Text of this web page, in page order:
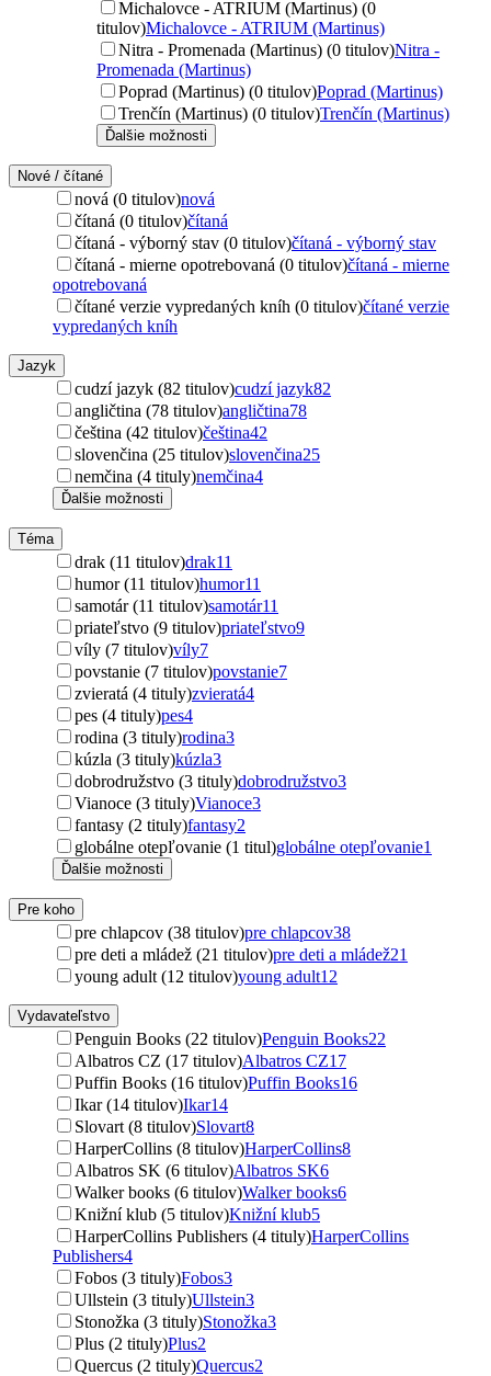
Michalovce - ATRIUM (Martinus) (0
titulov)Michalovce - ATRIUM (Martinus)
Nitra - Promenada (Martinus) (0 titulov)Nitra -
Promenada (Martinus)
Poprad (Martinus) (0 titulov)Poprad (Martinus)
Trenčín (Martinus) (0 titulov)Trenčín (Martinus)
Ďalšie možnosti
Nové / čítané
nová (0 titulov)nová
čítaná (0 titulov)čítaná
čítaná - výborný stav (0 titulov)čítaná - výborný stav
čítaná - mierne opotrebovaná (0 titulov)čítaná - mierne
opotrebovaná
čítané verzie vypredaných kníh (0 titulov)čítané verzie
vypredaných kníh
Jazyk
cudzí jazyk (82 titulov)cudzí jazyk82
angličtina (78 titulov)angličtina78
čeština (42 titulov)čeština42
slovenčina (25 titulov)slovenčina25
nemčina (4 tituly)nemčina4
Ďalšie možnosti
Téma
drak (11 titulov)drak11
humor (11 titulov)humor11
samotár (11 titulov)samotár11
priateľstvo (9 titulov)priateľstvo9
víly (7 titulov)víly7
povstanie (7 titulov)povstanie7
zvieratá (4 tituly)zvieratá4
pes (4 tituly)pes4
rodina (3 tituly)rodina3
kúzla (3 tituly)kúzla3
dobrodružstvo (3 tituly)dobrodružstvo3
Vianoce (3 tituly)Vianoce3
fantasy (2 tituly)fantasy2
globálne otepľovanie (1 titul)globálne otepľovanie1
Ďalšie možnosti
Pre koho
pre chlapcov (38 titulov)pre chlapcov38
pre deti a mládež (21 titulov)pre deti a mládež21
young adult (12 titulov)young adult12
Vydavateľstvo
Penguin Books (22 titulov)Penguin Books22
Albatros CZ (17 titulov)Albatros CZ17
Puffin Books (16 titulov)Puffin Books16
Ikar (14 titulov)Ikar14
Slovart (8 titulov)Slovart8
HarperCollins (8 titulov)HarperCollins8
Albatros SK (6 titulov)Albatros SK6
Walker books (6 titulov)Walker books6
Knižní klub (5 titulov)Knižní klub5
HarperCollins Publishers (4 tituly)HarperCollins
Publishers4
Fobos (3 tituly)Fobos3
Ullstein (3 tituly)Ullstein3
Stonožka (3 tituly)Stonožka3
Plus (2 tituly)Plus2
Quercus (2 tituly)Quercus2